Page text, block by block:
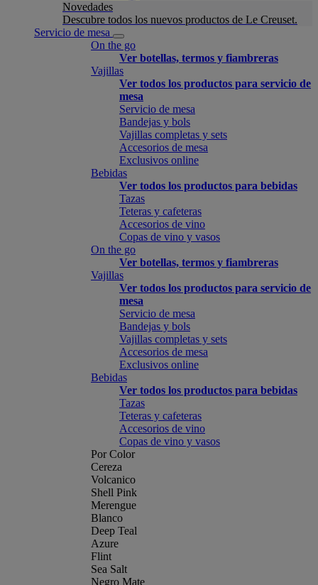
Novedades
Descubre todos los nuevos productos de Le Creuset.
Servicio de mesa
On the go
Ver botellas, termos y fiambreras
Vajillas
Ver todos los productos para servicio de
mesa
Servicio de mesa
Bandejas y bols
Vajillas completas y sets
Accesorios de mesa
Exclusivos online
Bebidas
Ver todos los productos para bebidas
Tazas
Teteras y cafeteras
Accesorios de vino
Copas de vino y vasos
On the go
Ver botellas, termos y fiambreras
Vajillas
Ver todos los productos para servicio de
mesa
Servicio de mesa
Bandejas y bols
Vajillas completas y sets
Accesorios de mesa
Exclusivos online
Bebidas
Ver todos los productos para bebidas
Tazas
Teteras y cafeteras
Accesorios de vino
Copas de vino y vasos
Por Color
Cereza
Volcanico
Shell Pink
Merengue
Blanco
Deep Teal
Azure
Flint
Sea Salt
Negro Mate